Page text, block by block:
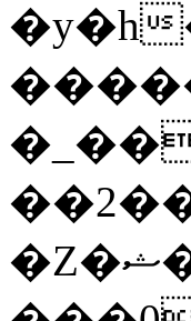
�y�h
�Z�ޝ��V�}Y�I�ծ�O�����S��]z��w��7�޷�����h���u��7w.ϻ���8X��ͮ�����W�dm�Jߜ��q/>?